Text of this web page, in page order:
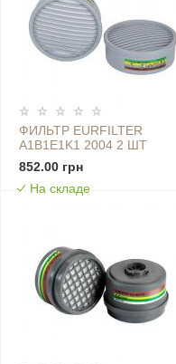
ФИЛЬТР EURFILTER
A1B1E1K1 2004 2 ШТ
852.00 грн
На складе